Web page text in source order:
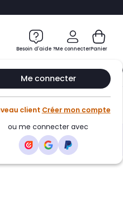
chatbot
Besoin d'aide ?Me connecter
Me connecter
client Créer mon compte
ou me connecter avec
Panier
Club Infinity
au panier •